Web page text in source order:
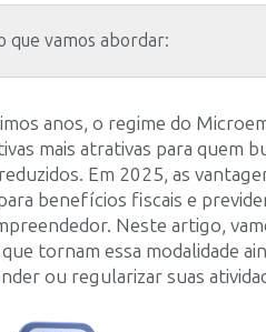
que vamos abordar:
anos, o regime do
mais atrativas para quem
Em 2025, as
benefícios fiscais e
Neste artigo,
tornam essa modalidade
ou regularizar suas